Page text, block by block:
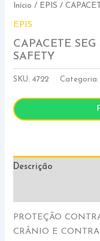
Início / EPIS /
EPIS
CAPACETE
SAFETY
SKU:4722 Categoria:
Descrição
PROTEÇÃO
CRÂNIO E